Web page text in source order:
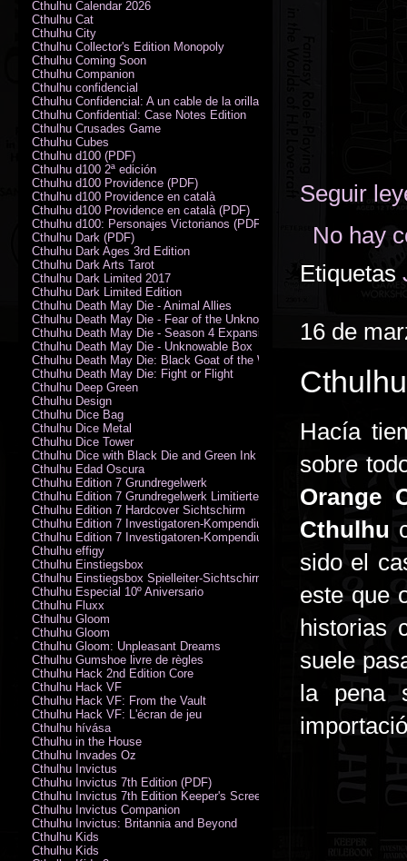
Seguir
No hay
Etiquetas
16 de
Hacía
sobre
Orange
Cthulhu
sido el
este que
historias
suele
la pena
Cthulhu Calendar 2026
Cthulhu Cat
Cthulhu City
Cthulhu Collector's Edition Monopoly
Cthulhu Coming Soon
Cthulhu Companion
Cthulhu confidencial
Cthulhu Confidencial: A un cable de la orilla (PDF)
Cthulhu Confidential: Case Notes Edition
Cthulhu Crusades Game
Cthulhu Cubes
Cthulhu d100 (PDF)
Cthulhu d100 2ª edición
Cthulhu d100 Providence (PDF)
Cthulhu d100 Providence en català
Cthulhu d100 Providence en català (PDF)
Cthulhu d100: Personajes Victorianos (PDF)
Cthulhu Dark (PDF)
Cthulhu Dark Ages 3rd Edition
Cthulhu Dark Arts Tarot
Cthulhu Dark Limited 2017
Cthulhu Dark Limited Edition
Cthulhu Death May Die - Animal Allies
Cthulhu Death May Die - Fear of the Unknown
Cthulhu Death May Die - Season 4 Expansion
Cthulhu Death May Die - Unknowable Box
Cthulhu Death May Die: Black Goat of the Woods
Cthulhu Death May Die: Fight or Flight
Cthulhu Deep Green
Cthulhu Design
Cthulhu Dice Bag
Cthulhu Dice Metal
Cthulhu Dice Tower
Cthulhu Dice with Black Die and Green Ink
Cthulhu Edad Oscura
Cthulhu Edition 7 Grundregelwerk
Cthulhu Edition 7 Grundregelwerk Limitierte Edition
Cthulhu Edition 7 Hardcover Sichtschirm
Cthulhu Edition 7 Investigatoren-Kompendium
Cthulhu Edition 7 Investigatoren-Kompendium Limitierte Edition
Cthulhu effigy
Cthulhu Einstiegsbox
Cthulhu Einstiegsbox Spielleiter-Sichtschirm
Cthulhu Especial 10º Aniversario
Cthulhu Fluxx
Cthulhu Gloom
Cthulhu Gloom
Cthulhu Gloom: Unpleasant Dreams
Cthulhu Gumshoe livre de règles
Cthulhu Hack 2nd Edition Core
Cthulhu Hack VF
Cthulhu Hack VF: From the Vault
Cthulhu Hack VF: L'écran de jeu
Cthulhu hívása
Cthulhu in the House
Cthulhu Invades Oz
Cthulhu Invictus
Cthulhu Invictus 7th Edition (PDF)
Cthulhu Invictus 7th Edition Keeper's Screen
Cthulhu Invictus Companion
Cthulhu Invictus: Britannia and Beyond
Cthulhu Kids
Cthulhu Kids